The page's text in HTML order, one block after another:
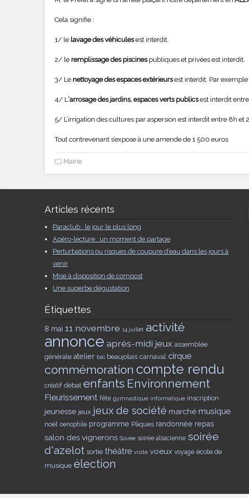
Cela signifie :
1/ le lavage des véhiculesest interdit.
2/ le remplissage des piscinespubliques et privées est interdit.
3/ Le nettoyage des espaces extérieursest interdit. Par exemple
4/ L ‘arrosage des jardins, espaces verts publicsest interdit entre
5/ L’irrigation des cultures par aspersion est interdit entre 8h et
Tout contrevenant s’expose à une amende de 1 500 euros.
Mairie
Articles récents
Paraclub : le jour le plus long
Apéro-lecture : un moment de partage
Perturbations ou risques de coupure d’eau dans les jours à
venir
Mise à disposition de compost
Une superbe dégustation
Étiquettes
8 mai 11 novembre 14 juillet activité
annonce après-midi jeux assemblée
générale atelier bal beaujolais carnaval cirque
commémoration compte rendu
créatif débat enfants Environnement
Fleurissement fête gymnastique informatique inscription
jeunesse jeux jeux de société marché musique
noël oenophile programme Pâques randonnée repas
salon des vignerons Soirée soirée alsacienne soirée
d'azelot sortie théâtre visite voeux voyage école de
musique élection